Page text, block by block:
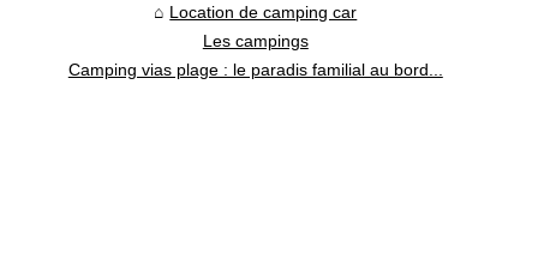
Location de camping car
Les campings
Camping vias plage : le paradis familial au bord...